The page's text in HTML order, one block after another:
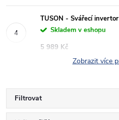
TUSON - Svářecí
Skladem v eshopu
5 989 Kč
Zobrazit více
Filtrovat